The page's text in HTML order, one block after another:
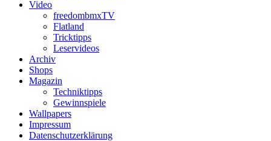
Video
freedombmxTV
Flatland
Tricktipps
Leservideos
Archiv
Shops
Magazin
Techniktipps
Gewinnspiele
Wallpapers
Impressum
Datenschutzerklärung